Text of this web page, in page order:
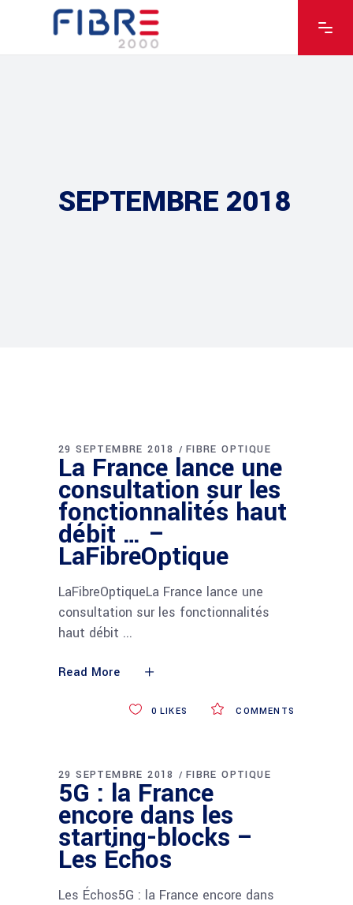
SEPTEMBRE 2018
29 SEPTEMBRE 2018 FIBRE OPTIQUE
La France lance une
consultation sur les
fonctionnalités haut
débit … –
LaFibreOptique
LaFibreOptiqueLa France lance une
consultation sur les fonctionnalités
haut débit
Read More
COMMENTS
0 LIKES
29 SEPTEMBRE 2018 FIBRE OPTIQUE
5G : la France
encore dans les
starting-blocks –
Les Échos
Les Échos5G : la France encore dans